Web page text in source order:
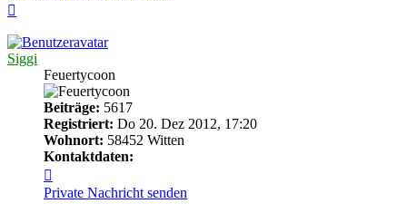
Siggi
Feuertycoon
Beiträge: 5617
Registriert: Do 20. Dez 2012, 17:20
Wohnort: 58452 Witten
Kontaktdaten:
von
Siggi
Private Nachricht senden